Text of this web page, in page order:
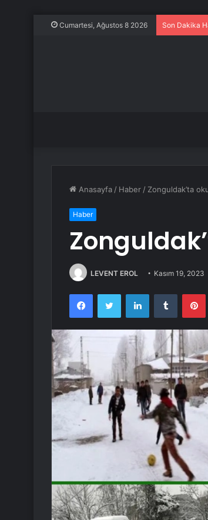
Cumartesi, Ağustos 8 2026 Son Dakika
Anasayfa / Haber / Zonguldak’ta
Haber
LEVENT EROL Kasım 19, 2023
FacebookTwitter LinkedInTumblr